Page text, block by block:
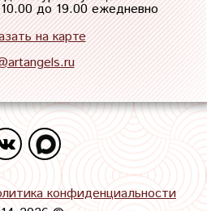
до 19.00 ежедневно
на карте
конфиденциальности